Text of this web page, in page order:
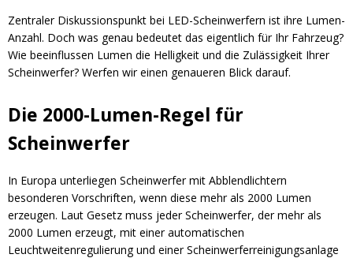
Zentraler Diskussionspunkt bei LED-Scheinwerfern ist ihre Lumen-
Anzahl. Doch was genau bedeutet das eigentlich für Ihr Fahrzeug?
Wie beeinflussen Lumen die Helligkeit und die Zulässigkeit Ihrer
Scheinwerfer? Werfen wir einen genaueren Blick darauf.
Die 2000-Lumen-Regel für
Scheinwerfer
In Europa unterliegen Scheinwerfer mit Abblendlichtern
besonderen Vorschriften, wenn diese mehr als 2000 Lumen
erzeugen. Laut Gesetz muss jeder Scheinwerfer, der mehr als
2000 Lumen erzeugt, mit einer automatischen
Leuchtweitenregulierung und einer Scheinwerferreinigungsanlage